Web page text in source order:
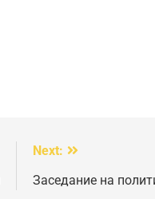
Next:
Заседание на